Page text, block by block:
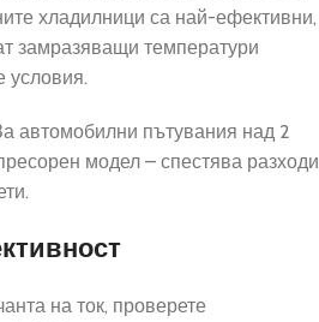
хладилници са най-ефективни,
замразяващи температури
условия.
автомобилни пътувания над 2
модел – спестява разходи
на ток, проверете